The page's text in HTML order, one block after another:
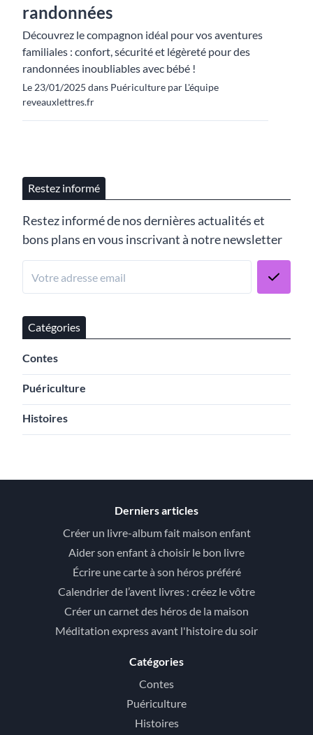
randonnées
Découvrez le compagnon idéal pour vos aventures
familiales : confort, sécurité et légèreté pour des
randonnées inoubliables avec bébé !
Le 23/01/2025 dans Puériculture par L'équipe
reveauxlettres.fr
Restez informé
Restez informé de nos dernières actualités et
bons plans en vous inscrivant à notre newsletter
Catégories
Contes
Puériculture
Histoires
Derniers articles
Créer un livre-album fait maison enfant
Aider son enfant à choisir le bon livre
Écrire une carte à son héros préféré
Calendrier de l’avent livres : créez le vôtre
Créer un carnet des héros de la maison
Méditation express avant l'histoire du soir
Catégories
Contes
Puériculture
Histoires